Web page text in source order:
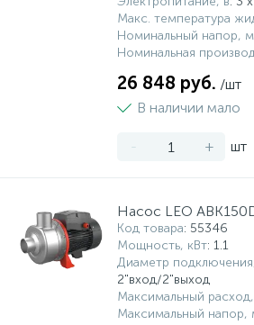
Макс. температура
Номинальный напор, м
Номинальная
26 848 руб. /шт
В наличии мало
- + шт
Насос LEO
Код товара: 55346
Мощность, кВт: 1.1
Диаметр
2"вход/2"выход
Максимальный
Максимальный напор,